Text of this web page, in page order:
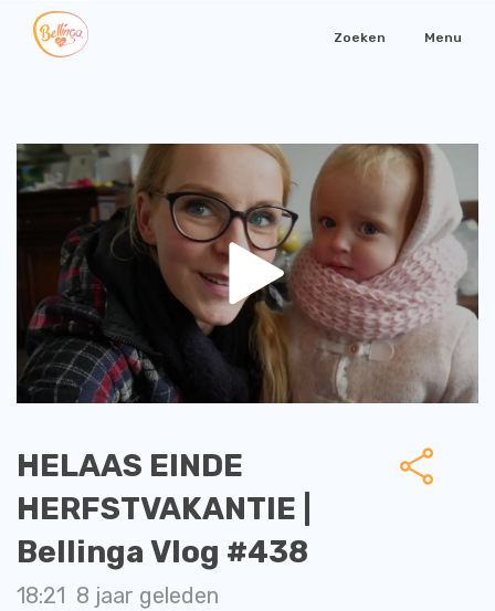
Zoeken Menu
HELAAS EINDE
HERFSTVAKANTIE |
Bellinga Vlog #438
18:21 8 jaar geleden